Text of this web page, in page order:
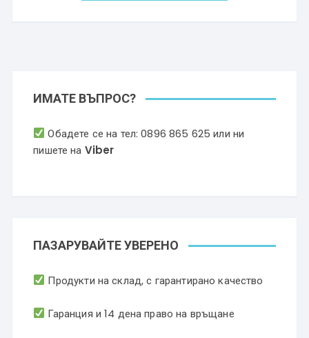
ИМАТЕ ВЪПРОС?
Обадете се на тел:0896 865 625 или ни
пишете на Viber
ПАЗАРУВАЙТЕ УВЕРЕНО
Продукти на склад, с гарантирано качество
Гаранция и 14 дена право на връщане